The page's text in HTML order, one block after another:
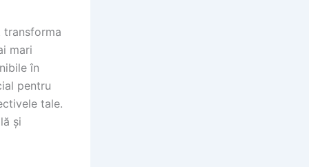
transforma
mari
în
pentru
tale.
și